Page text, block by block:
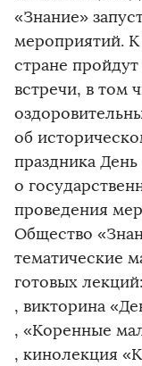
«Знание»
мероприятий. К
стране
встречи, в том
об
праздника
о
проведения
Общество
тематические
готовых
, викторина
, «Коренные
, кинолекция